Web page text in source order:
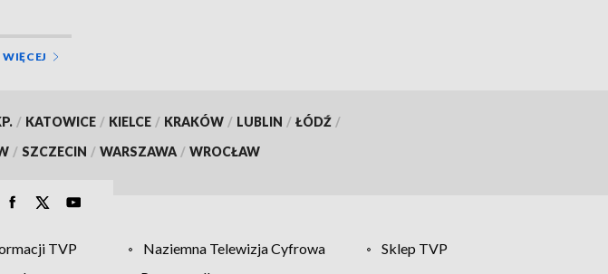
/ KATOWICE / KIELCE / KRAKÓW / LUBLIN / ŁÓDŹ /
/ SZCZECIN / WARSZAWA / WROCŁAW
TVP Naziemna Telewizja Cyfrowa
Sklep TVP